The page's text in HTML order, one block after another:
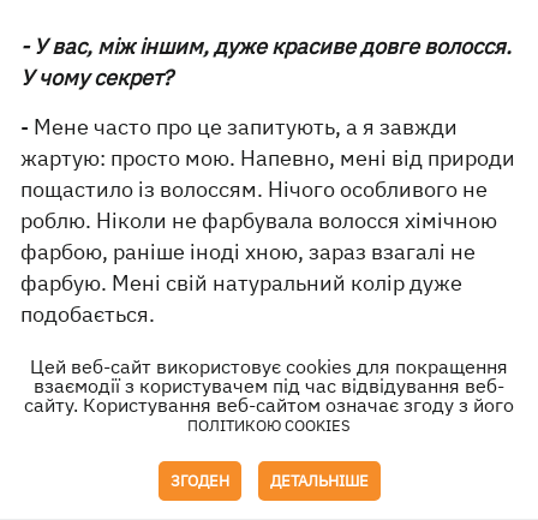
- У вас, між іншим, дуже красиве довге волосся.
У чому секрет?
- Мене часто про це запитують, а я завжди
жартую: просто мою. Напевно, мені від природи
пощастило із волоссям. Нічого особливого не
роблю. Ніколи не фарбувала волосся хімічною
фарбою, раніше іноді хною, зараз взагалі не
фарбую. Мені свій натуральний колір дуже
подобається.
- А любите салони краси, всі ці новомодні
процедури?
зробити якісь масочки. У салони ходжу тільки
за потребою – на зачіски та макіяж, якщо є
Цей веб-сайт використовує cookies для покращення
взаємодії з користувачем під час відвідування веб-
сайту. Користування веб-сайтом означає згоду з його
ПОЛІТИКОЮ COOKIES
ЗГОДЕН ДЕТАЛЬНІШЕ